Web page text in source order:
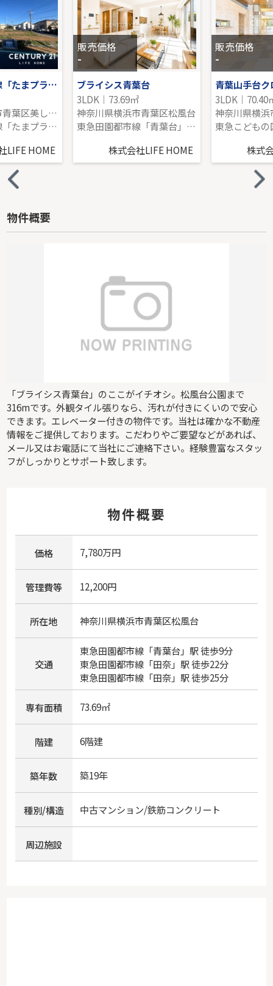
-｜3LDK｜91.93㎡｜-
販売価格を見る
東急田園都市線「たまプラーザ」売地
神奈川県横浜市青葉区美しが丘西２丁目
東急田園都市線「たまプラーザ」駅 バス13分 「保木薬師前」 停歩3分
LIFE HOME
販売価格
-
ブライシス青葉台
3LDK｜73.69㎡
神奈川県横浜市青葉区松風台
東急田園都市線「青葉台」駅 徒歩9分
株式会社LIFE HOME
販売価格
-
青葉山手台
3LDK｜70.40
株式
物件概要
「ブライシス青葉台」のここがイチオシ。松風台公園まで
316mです。外観タイル張りなら、汚れが付きにくいので安心
できます。エレベーター付きの物件です。当社は確かな不動産
情報をご提供しております。こだわりやご要望などがあれば、
メール又はお電話にて当社にご連絡下さい。経験豊富なスタッ
フがしっかりとサポート致します。
物件概要
価格 7,780万円
管理費等 12,200円
所在地 神奈川県横浜市青葉区松風台
交通
東急田園都市線「青葉台」駅 徒歩9分
東急田園都市線「田奈」駅 徒歩22分
東急田園都市線「田奈」駅 徒歩25分
専有面積 73.69㎡
階建 6階建
築年数 築19年
種別/構造 中古マンション/鉄筋コンクリート
周辺施設